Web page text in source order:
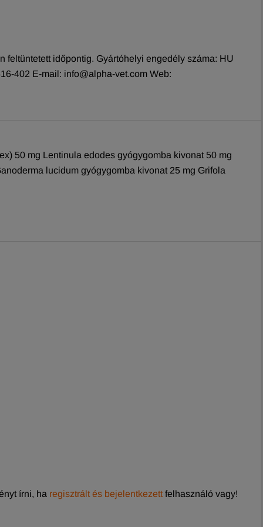
feltüntetett időpontig. Gyártóhelyi engedély száma: HU
402 E-mail: info@alpha-vet.com Web:
50 mg Lentinula edodes gyógygomba kivonat 50 mg
lucidum gyógygomba kivonat 25 mg Grifola
írni, ha regisztrált és bejelentkezett felhasználó vagy!